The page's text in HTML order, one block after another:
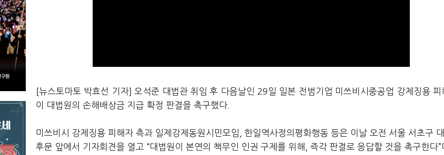
[뉴스토마토 박효선 기자] 오석준 대법관 취임 후 다음날인 29일 일본 전범기업 미쓰비시중공업 강제징용 피
이 대법원의 손해배상금 지급 확정 판결을 촉구했다.
미쓰비시 강제징용 피해자 측과 일제강제동원시민모임, 한일역사정의평화행동 등은 이날 오전 서울 서초구
후문 앞에서 기자회견을 열고 “대법원이 본연의 책무인 인권 구제를 위해, 즉각 판결로 응답할 것을 촉구한다”